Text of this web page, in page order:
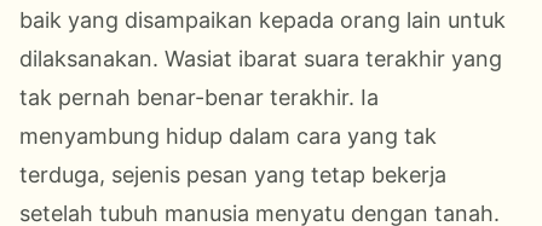
baik yang disampaikan kepada orang lain untuk
dilaksanakan. Wasiat ibarat suara terakhir yang
tak pernah benar-benar terakhir. Ia
menyambung hidup dalam cara yang tak
terduga, sejenis pesan yang tetap bekerja
setelah tubuh manusia menyatu dengan tanah.